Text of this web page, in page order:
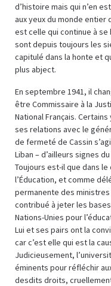
d’histoire mais qui n’en
aux yeux du monde entier
est celle qui continue à
sont depuis toujours les
capitulé dans la honte et
plus abject.
En septembre 1941, il
être Commissaire à la
National Français.
ses relations avec le
de fermeté de Cassin
Liban – d’ailleurs signes
Toujours est-il que dans
l’Éducation, et comme
permanente des ministres
contribué à jeter les
Nations-Unies pour
Lui et ses pairs ont la
car c’est elle qui est la
Judicieusement,
éminents pour réfléchir
desdits droits,